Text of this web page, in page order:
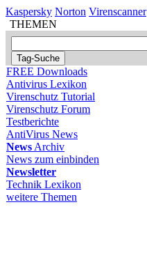
Kaspersky Norton Virenscanner
THEMEN
FREE Downloads
Antivirus Lexikon
Virenschutz Tutorial
Virenschutz Forum
Testberichte
AntiVirus News
News Archiv
News zum einbinden
Newsletter
Technik Lexikon
weitere Themen